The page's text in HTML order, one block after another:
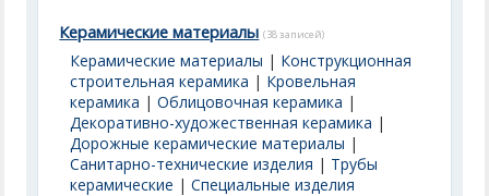
Керамические материалы (38 записей)
Керамические материалы | Конструкционная
строительная керамика | Кровельная
керамика |Облицовочная керамика |
Декоративно-художественная керамика |
Дорожные керамические материалы |
Санитарно-технические изделия | Трубы
керамические |Специальные изделия